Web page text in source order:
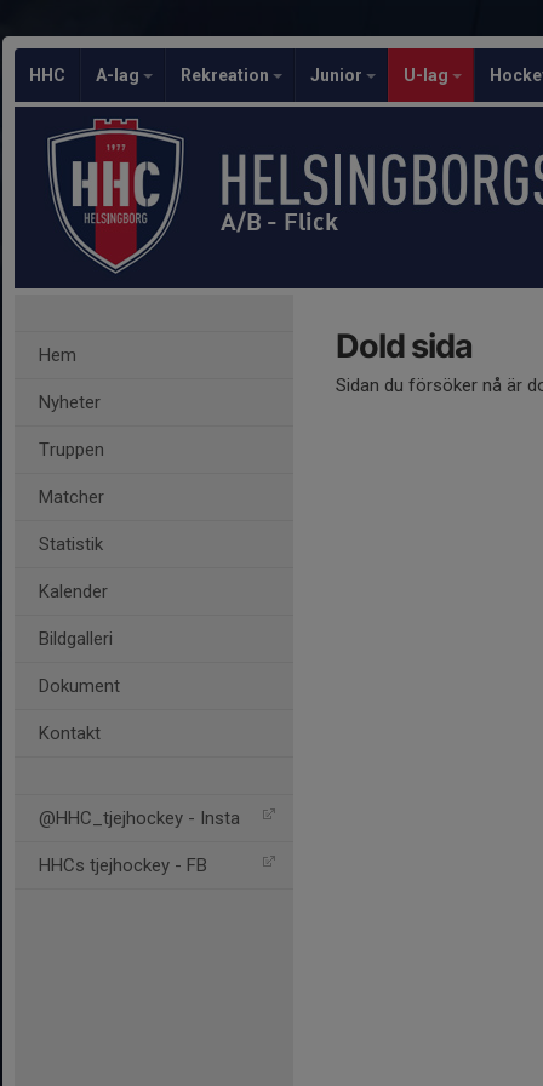
HHC A-lag Rekreation Junior U-lag
A/B - Flick
Hem
Nyheter
Truppen
Matcher
Statistik
Kalender
Bildgalleri
Dokument
Kontakt
@HHC_tjejhockey - Insta
HHCs tjejhockey - FB
Dold sida
Sidan du försöker nå är